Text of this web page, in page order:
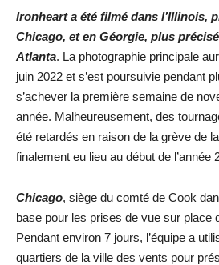
Ironhearta été filmé dans l’Illinois,
Chicago, et en Géorgie, plus
Atlanta. La photographie principale
juin 2022 et s’est poursuivie pendant
s’achever la première semaine de
année. Malheureusement, des
été retardés en raison de la grève de
finalement eu lieu au début de l’année
Chicago, siège du comté de Cook
base pour les prises de vue sur place
Pendant environ 7 jours, l’équipe a
quartiers de la ville des vents pour